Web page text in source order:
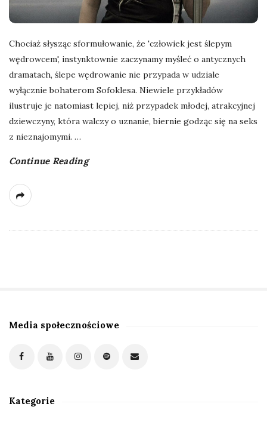
a
d
r
y
Chociaż słysząc sformułowanie, że 'człowiek jest ślepym
wędrowcem', instynktownie zaczynamy myśleć o antycznych
dramatach, ślepe wędrowanie nie przypada w udziale
wyłącznie bohaterom Sofoklesa. Niewiele przykładów
ilustruje je natomiast lepiej, niż przypadek młodej, atrakcyjnej
dziewczyny, która walczy o uznanie, biernie godząc się na seks
z nieznajomymi. …
Continue Reading
S
i
Media społecznościowe
Kategorie